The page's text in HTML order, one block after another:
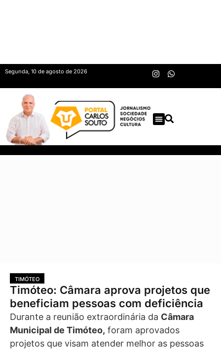
Segunda, 10 de agosto de 2026
TIMÓTEO
Timóteo: Câmara aprova projetos que
beneficiam pessoas com deficiência
Durante a reunião extraordinária da Câmara
Municipal de Timóteo, foram aprovados
projetos que visam atender melhor as pessoas